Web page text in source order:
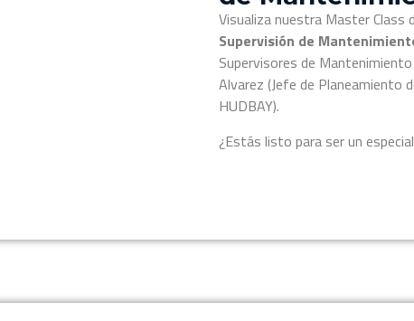
Visualiza nuestra Master Class
Supervisión de
Supervisores de
Alvarez (Jefe de Planeamiento
HUDBAY).
¿Estás listo para ser un